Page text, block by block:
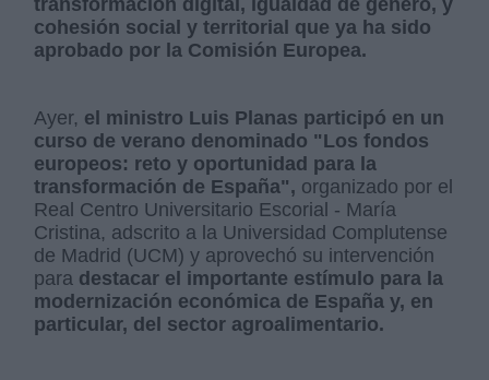
transformación digital, igualdad de género, y
cohesión social y territorial que ya ha sido
aprobado por la Comisión Europea.
Ayer, el ministro Luis Planas participó en un
curso de verano denominado "Los fondos
europeos: reto y oportunidad para la
transformación de España", organizado por el
Real Centro Universitario Escorial - María
Cristina, adscrito a la Universidad Complutense
de Madrid (UCM) y aprovechó su intervención
para destacar el importante estímulo para la
modernización económica de España y, en
particular, del sector agroalimentario.